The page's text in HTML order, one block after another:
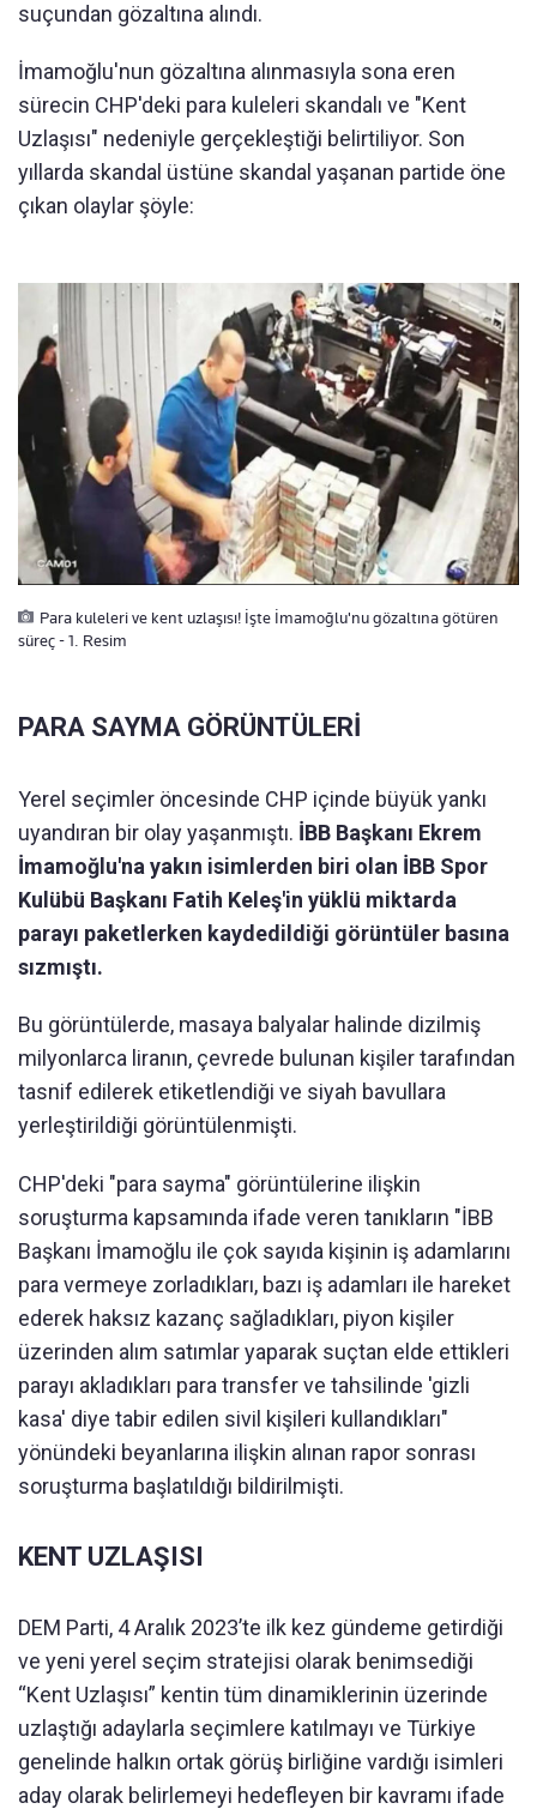
suçundan gözaltına alındı.
İmamoğlu'nun gözaltına alınmasıyla sona eren
sürecin CHP'deki para kuleleri skandalı ve "Kent
Uzlaşısı" nedeniyle gerçekleştiği belirtiliyor. Son
yıllarda skandal üstüne skandal yaşanan partide öne
çıkan olaylar şöyle:
Para kuleleri ve kent uzlaşısı! İşte İmamoğlu'nu gözaltına götüren
süreç - 1. Resim
PARA SAYMA GÖRÜNTÜLERİ
Yerel seçimler öncesinde CHP içinde büyük yankı
uyandıran bir olay yaşanmıştı. İBB Başkanı Ekrem
İmamoğlu'na yakın isimlerden biri olan İBB Spor
Kulübü Başkanı Fatih Keleş'in yüklü miktarda
parayı paketlerken kaydedildiği görüntüler basına
sızmıştı.
Bu görüntülerde, masaya balyalar halinde dizilmiş
milyonlarca liranın, çevrede bulunan kişiler tarafından
tasnif edilerek etiketlendiği ve siyah bavullara
yerleştirildiği görüntülenmişti.
CHP'deki "para sayma" görüntülerine ilişkin
soruşturma kapsamında ifade veren tanıkların "İBB
Başkanı İmamoğlu ile çok sayıda kişinin iş adamlarını
para vermeye zorladıkları, bazı iş adamları ile hareket
ederek haksız kazanç sağladıkları, piyon kişiler
üzerinden alım satımlar yaparak suçtan elde ettikleri
parayı akladıkları para transfer ve tahsilinde 'gizli
kasa' diye tabir edilen sivil kişileri kullandıkları"
yönündeki beyanlarına ilişkin alınan rapor sonrası
soruşturma başlatıldığı bildirilmişti.
KENT UZLAŞISI
DEM Parti, 4 Aralık 2023’te ilk kez gündeme getirdiği
ve yeni yerel seçim stratejisi olarak benimsediği
“Kent Uzlaşısı” kentin tüm dinamiklerinin üzerinde
uzlaştığı adaylarla seçimlere katılmayı ve Türkiye
genelinde halkın ortak görüş birliğine vardığı isimleri
aday olarak belirlemeyi hedefleyen bir kavramı ifade